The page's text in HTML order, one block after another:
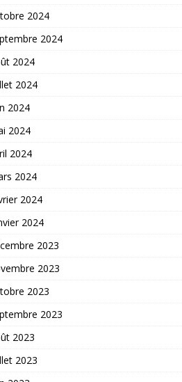
2024
2024
2024
2024
2024
2024
2024
2024
2024
2024
2023
2023
2023
2023
2023
2023